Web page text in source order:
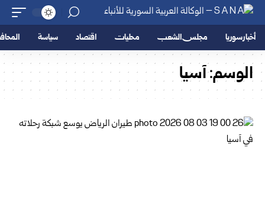
أخبار سوريا مجلس الشعب محليات اقتصاد سياسة
الوسم:آسيا